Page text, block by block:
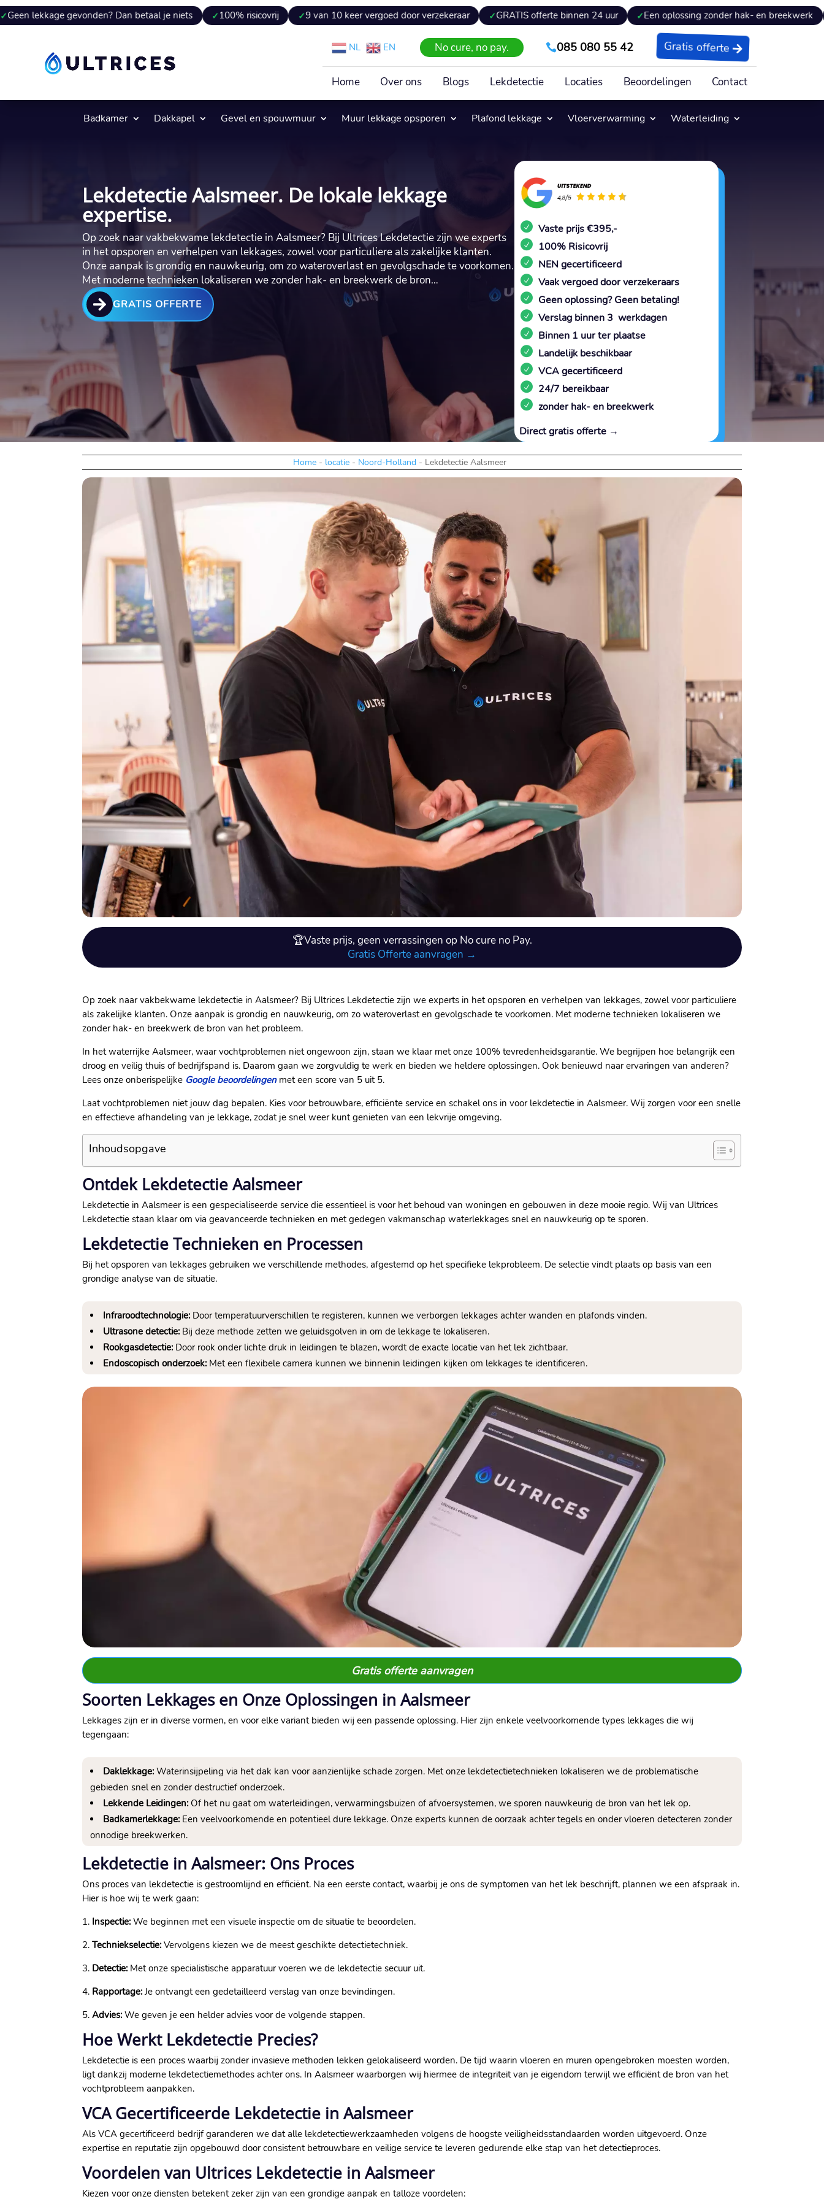
gevonden? Dan betaal je niets 100% risicovrij 9 van 10 keer vergoed door verzekeraar GRATIS offerte binnen 24 uur Een oplossing zonder hak- en breekwerk
NL EN No cure, no pay. 085 080 55 42 Gratis offerte
Home Over ons Blogs Lekdetectie Locaties Beoordelingen Contact
Badkamer Dakkapel Gevel en spouwmuur Muur lekkage opsporen Plafond lekkage Vloerverwarming Waterleiding
Lekdetectie Aalsmeer. De lokale lekkage
expertise.
Op zoek naar vakbekwame lekdetectie in Aalsmeer? Bij Ultrices Lekdetectie zijn we experts
in het opsporen en verhelpen van lekkages, zowel voor particuliere als zakelijke klanten.
Onze aanpak is grondig en nauwkeurig, om zo wateroverlast en gevolgschade te voorkomen.
Met moderne technieken lokaliseren we zonder hak- en breekwerk de bron…
 GRATIS OFFERTE
Vaste prijs €395,-
100% Risicovrij
NEN gecertificeerd
Vaak vergoed door verzekeraars
Geen oplossing? Geen betaling!
Verslag binnen 3 werkdagen
Binnen 1 uur ter plaatse
Landelijk beschikbaar
VCA gecertificeerd
24/7 bereikbaar
zonder hak- en breekwerk
Direct gratis offerte →
Home - locatie - Noord-Holland - Lekdetectie Aalsmeer
🏆Vaste prijs, geen verrassingen op No cure no Pay.
Gratis Offerte aanvragen →
Op zoek naar vakbekwame lekdetectie in Aalsmeer? Bij Ultrices Lekdetectie zijn we experts in het opsporen en verhelpen van lekkages, zowel voor particuliere
als zakelijke klanten. Onze aanpak is grondig en nauwkeurig, om zo wateroverlast en gevolgschade te voorkomen. Met moderne technieken lokaliseren we
zonder hak- en breekwerk de bron van het probleem.
In het waterrijke Aalsmeer, waar vochtproblemen niet ongewoon zijn, staan we klaar met onze 100% tevredenheidsgarantie. We begrijpen hoe belangrijk een
droog en veilig thuis of bedrijfspand is. Daarom gaan we zorgvuldig te werk en bieden we heldere oplossingen. Ook benieuwd naar ervaringen van anderen?
Lees onze onberispelijke Google beoordelingenmet een score van 5 uit 5.
Laat vochtproblemen niet jouw dag bepalen. Kies voor betrouwbare, efficiënte service en schakel ons in voor lekdetectie in Aalsmeer. Wij zorgen voor een snelle
en effectieve afhandeling van je lekkage, zodat je snel weer kunt genieten van een lekvrije omgeving.
Inhoudsopgave
Ontdek Lekdetectie Aalsmeer
Lekdetectie in Aalsmeer is een gespecialiseerde service die essentieel is voor het behoud van woningen en gebouwen in deze mooie regio. Wij van Ultrices
Lekdetectie staan klaar om via geavanceerde technieken en met gedegen vakmanschap waterlekkages snel en nauwkeurig op te sporen.
Lekdetectie Technieken en Processen
Bij het opsporen van lekkages gebruiken we verschillende methodes, afgestemd op het specifieke lekprobleem. De selectie vindt plaats op basis van een
grondige analyse van de situatie.
Infraroodtechnologie:Door temperatuurverschillen te registeren, kunnen we verborgen lekkages achter wanden en plafonds vinden.
Ultrasone detectie:Bij deze methode zetten we geluidsgolven in om de lekkage te lokaliseren.
Rookgasdetectie:Door rook onder lichte druk in leidingen te blazen, wordt de exacte locatie van het lek zichtbaar.
Endoscopisch onderzoek:Met een flexibele camera kunnen we binnenin leidingen kijken om lekkages te identificeren.
Gratis offerte aanvragen
Soorten Lekkages en Onze Oplossingen in Aalsmeer
Lekkages zijn er in diverse vormen, en voor elke variant bieden wij een passende oplossing. Hier zijn enkele veelvoorkomende types lekkages die wij
tegengaan:
Daklekkage:Waterinsijpeling via het dak kan voor aanzienlijke schade zorgen. Met onze lekdetectietechnieken lokaliseren we de problematische
gebieden snel en zonder destructief onderzoek.
Lekkende Leidingen:Of het nu gaat om waterleidingen, verwarmingsbuizen of afvoersystemen, we sporen nauwkeurig de bron van het lek op.
Badkamerlekkage:Een veelvoorkomende en potentieel dure lekkage. Onze experts kunnen de oorzaak achter tegels en onder vloeren detecteren zonder
onnodige breekwerken.
Lekdetectie in Aalsmeer: Ons Proces
Ons proces van lekdetectie is gestroomlijnd en efficiënt. Na een eerste contact, waarbij je ons de symptomen van het lek beschrijft, plannen we een afspraak in.
Hier is hoe wij te werk gaan:
1. Inspectie:We beginnen met een visuele inspectie om de situatie te beoordelen.
2.Techniekselectie:Vervolgens kiezen we de meest geschikte detectietechniek.
3. Detectie:Met onze specialistische apparatuur voeren we de lekdetectie secuur uit.
4. Rapportage:Je ontvangt een gedetailleerd verslag van onze bevindingen.
5.Advies:We geven je een helder advies voor de volgende stappen.
Hoe Werkt Lekdetectie Precies?
Lekdetectie is een proces waarbij zonder invasieve methoden lekken gelokaliseerd worden. De tijd waarin vloeren en muren opengebroken moesten worden,
ligt dankzij moderne lekdetectiemethodes achter ons. In Aalsmeer waarborgen wij hiermee de integriteit van je eigendom terwijl we efficiënt de bron van het
vochtprobleem aanpakken.
VCA Gecertificeerde Lekdetectie in Aalsmeer
Als VCA gecertificeerd bedrijf garanderen we dat alle lekdetectiewerkzaamheden volgens de hoogste veiligheidsstandaarden worden uitgevoerd. Onze
expertise en reputatie zijn opgebouwd door consistent betrouwbare en veilige service te leveren gedurende elke stap van het detectieproces.
Voordelen van Ultrices Lekdetectie in Aalsmeer
Kiezen voor onze diensten betekent zeker zijn van een grondige aanpak en talloze voordelen: